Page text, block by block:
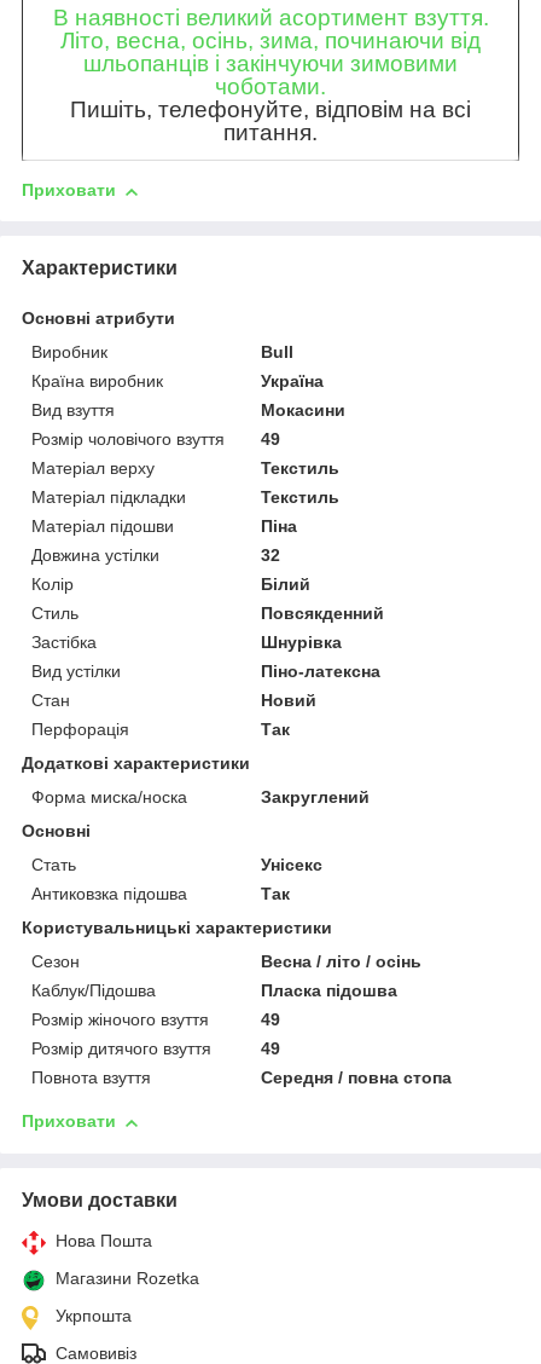
В наявності великий асортимент взуття.
Літо, весна, осінь, зима, починаючи від
шльопанців і закінчуючи зимовими
чоботами.
Пишіть, телефонуйте, відповім на всі
питання.
Приховати
Характеристики
Основні атрибути
Виробник
Bull
Країна виробник
Україна
Вид взуття
Мокасини
Розмір чоловічого взуття
49
Матеріал верху
Текстиль
Матеріал підкладки
Текстиль
Матеріал підошви
Піна
Довжина устілки
32
Колір
Білий
Стиль
Повсякденний
Застібка
Шнурівка
Вид устілки
Піно-латексна
Стан
Новий
Перфорація
Так
Додаткові характеристики
Форма миска/носка
Закруглений
Основні
Стать
Унісекс
Антиковзка підошва
Так
Користувальницькі характеристики
Сезон
Весна / літо / осінь
Каблук/Підошва
Пласка підошва
Розмір жіночого взуття
49
Розмір дитячого взуття
49
Повнота взуття
Середня / повна стопа
Приховати
Умови доставки
Нова Пошта
Магазини Rozetka
Укрпошта
Самовивіз